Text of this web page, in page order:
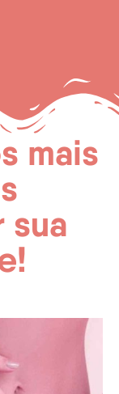
mais
sua